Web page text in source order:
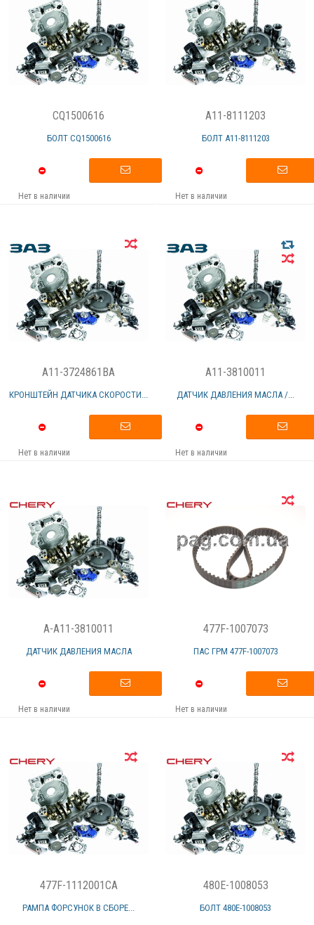
CQ1500616
БОЛТ СQ1500616
Нет в наличии
A11-8111203
БОЛТ А11-8111203
Нет в наличии
A11-3724861BA
КРОНШТЕЙН ДАТЧИКА СКОРОСТИ...
Нет в наличии
A11-3810011
ДАТЧИК ДАВЛЕНИЯ МАСЛА /...
Нет в наличии
A-A11-3810011
ДАТЧИК ДАВЛЕНИЯ МАСЛА
Нет в наличии
477F-1007073
ПАС ГРМ 477F-1007073
Нет в наличии
477F-1112001CA
РАМПА ФОРСУНОК В СБОРЕ...
480E-1008053
БОЛТ 480Е-1008053